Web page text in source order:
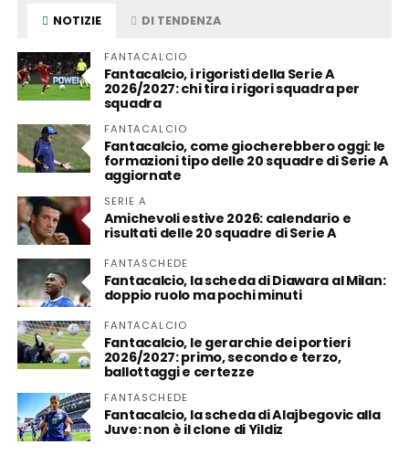
NOTIZIE DI TENDENZA
FANTACALCIO
Fantacalcio, i rigoristi della Serie A
2026/2027: chi tira i rigori squadra per
squadra
FANTACALCIO
Fantacalcio, come giocherebbero oggi: le
formazioni tipo delle 20 squadre di Serie A
aggiornate
SERIE A
Amichevoli estive 2026: calendario e
risultati delle 20 squadre di Serie A
FANTASCHEDE
Fantacalcio, la scheda di Diawara al Milan:
doppio ruolo ma pochi minuti
FANTACALCIO
Fantacalcio, le gerarchie dei portieri
2026/2027: primo, secondo e terzo,
ballottaggi e certezze
FANTASCHEDE
Fantacalcio, la scheda di Alajbegovic alla
Juve: non è il clone di Yildiz